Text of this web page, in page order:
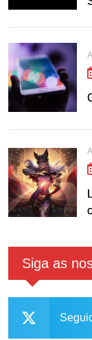
Siga as